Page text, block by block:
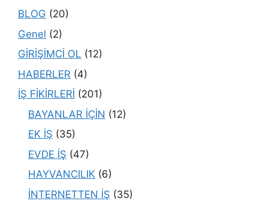
BLOG (20)
Genel (2)
GİRİŞİMCİ OL (12)
HABERLER (4)
İŞ FİKİRLERİ (201)
BAYANLAR İÇİN (12)
EK İŞ (35)
EVDE İŞ (47)
HAYVANCILIK (6)
İNTERNETTEN İŞ (35)